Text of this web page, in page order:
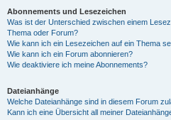
Abonnements und Lesezeichen
Was ist der Unterschied zwischen einem
Thema oder Forum?
Wie kann ich ein Lesezeichen auf ein Thema
Wie kann ich ein Forum abonnieren?
Wie deaktiviere ich meine Abonnements?
Dateianhänge
Welche Dateianhänge sind in diesem Forum
Kann ich eine Übersicht all meiner